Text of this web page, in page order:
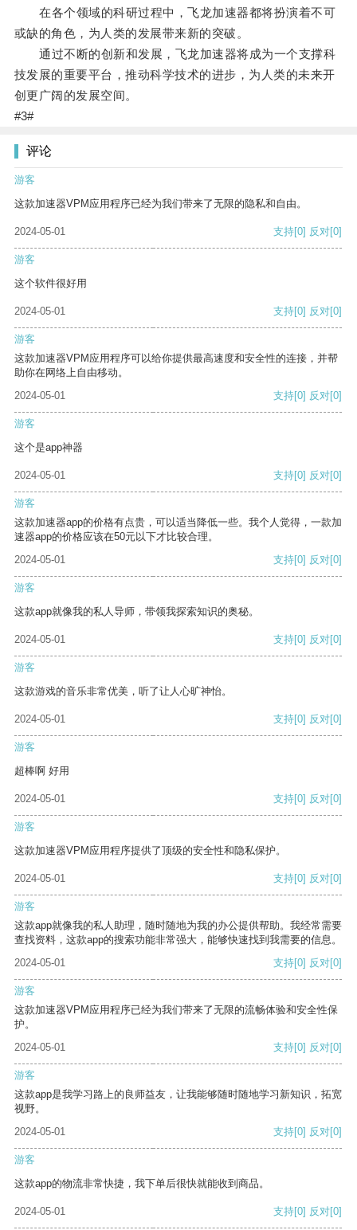
在各个领域的科研过程中，飞龙加速器都将扮演着不可
或缺的角色，为人类的发展带来新的突破。
通过不断的创新和发展，飞龙加速器将成为一个支撑科
技发展的重要平台，推动科学技术的进步，为人类的未来开
创更广阔的发展空间。
#3#
评论
游客
这款加速器VPM应用程序已经为我们带来了无限的隐私和自由。
2024-05-01 支持[0] 反对[0]
游客
这个软件很好用
2024-05-01 支持[0] 反对[0]
游客
这款加速器VPM应用程序可以给你提供最高速度和安全性的连接，并帮
助你在网络上自由移动。
2024-05-01
支持[0] 反对[0]
游客
这个是app神器
2024-05-01 支持[0] 反对[0]
游客
这款加速器app的价格有点贵，可以适当降低一些。我个人觉得，一款加
速器app的价格应该在50元以下才比较合理。
2024-05-01
支持[0] 反对[0]
游客
这款app就像我的私人导师，带领我探索知识的奥秘。
2024-05-01 支持[0] 反对[0]
游客
这款游戏的音乐非常优美，听了让人心旷神怡。
2024-05-01 支持[0] 反对[0]
游客
超棒啊 好用
2024-05-01 支持[0] 反对[0]
游客
这款加速器VPM应用程序提供了顶级的安全性和隐私保护。
2024-05-01 支持[0] 反对[0]
游客
这款app就像我的私人助理，随时随地为我的办公提供帮助。我经常需要
查找资料，这款app的搜索功能非常强大，能够快速找到我需要的信息。
2024-05-01
支持[0] 反对[0]
游客
这款加速器VPM应用程序已经为我们带来了无限的流畅体验和安全性保
护。
2024-05-01
支持[0] 反对[0]
游客
这款app是我学习路上的良师益友，让我能够随时随地学习新知识，拓宽
视野。
2024-05-01
支持[0] 反对[0]
游客
这款app的物流非常快捷，我下单后很快就能收到商品。
2024-05-01 支持[0] 反对[0]